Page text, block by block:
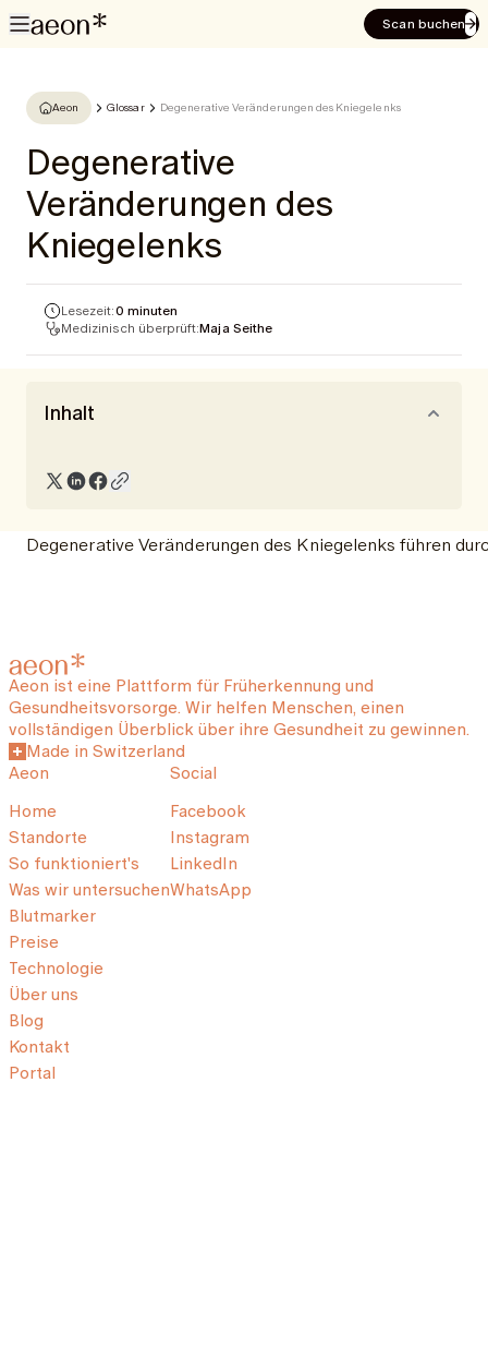
Scan buchen
Aeon Glossar Degenerative Veränderungen des Kniegelenks
Degenerative
Veränderungen des
Kniegelenks
Lesezeit:0 minuten
Medizinisch überprüft:Maja Seithe
Inhalt
Degenerative Veränderungen des Kniegelenks führen
Aeon ist eine Plattform für Früherkennung und
Gesundheitsvorsorge. Wir helfen Menschen, einen
vollständigen Überblick über ihre Gesundheit zu gewinnen.
Made in Switzerland
Aeon
Home
Standorte
So funktioniert's
Was wir untersuchen
Blutmarker
Preise
Technologie
Über uns
Blog
Kontakt
Portal
Social
Facebook
Instagram
LinkedIn
WhatsApp